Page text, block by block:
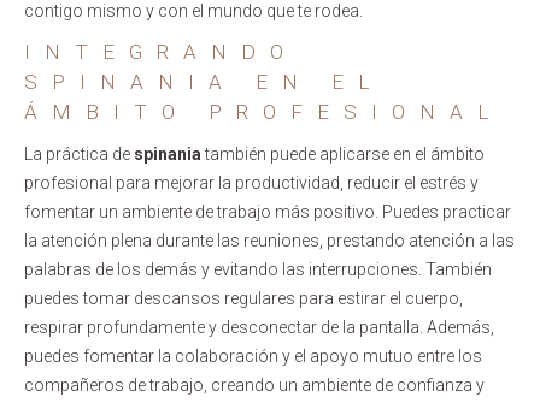
contigo mismo y con el mundo que te rodea.
INTEGRANDO
SPINANIA EN EL
ÁMBITO PROFESIONAL
La práctica de spinaniatambién puede aplicarse en el ámbito
profesional para mejorar la productividad, reducir el estrés y
fomentar un ambiente de trabajo más positivo. Puedes practicar
la atención plena durante las reuniones, prestando atención a las
palabras de los demás y evitando las interrupciones. También
puedes tomar descansos regulares para estirar el cuerpo,
respirar profundamente y desconectar de la pantalla. Además,
puedes fomentar la colaboración y el apoyo mutuo entre los
compañeros de trabajo, creando un ambiente de confianza y